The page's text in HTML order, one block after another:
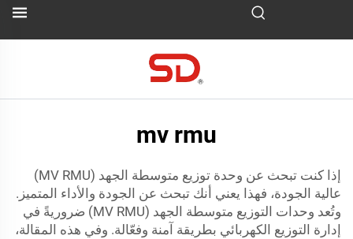
mv rmu
إذا كنت تبحث عن وحدة توزيع متوسطة الجهد (MV RMU)
عالية الجودة، فهذا يعني أنك تبحث عن الجودة والأداء المتميز.
وتُعد وحدات التوزيع متوسطة الجهد (MV RMU) ضروريةً في
إدارة التوزيع الكهربائي بطريقة آمنة وفعّالة. وفي هذه المقالة،